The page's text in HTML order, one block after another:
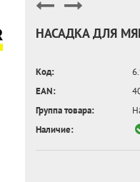
НАСАДКА ДЛЯ
Код:
EAN:
Группа товара:
Наличие: